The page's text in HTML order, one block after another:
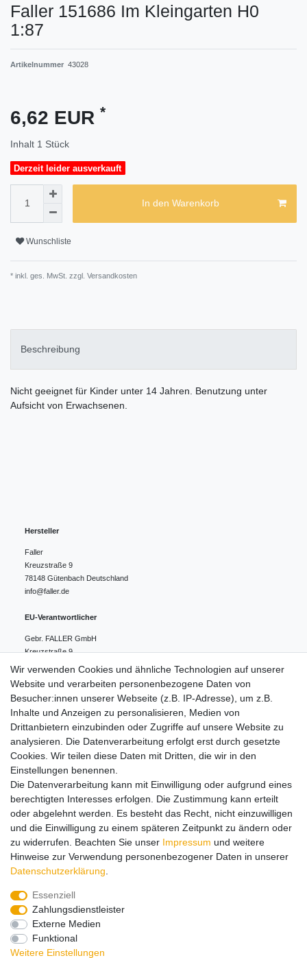
Faller 151686 Im Kleingarten H0
1:87
Artikelnummer 43028
6,62 EUR *
Inhalt 1 Stück
Derzeit leider ausverkauft
In den Warenkorb
Wunschliste
* inkl. ges. MwSt. zzgl. Versandkosten
Beschreibung
Nicht geeignet für Kinder unter 14 Jahren. Benutzung unter
Aufsicht von Erwachsenen.
Hersteller
Faller
Kreuzstraße 9
78148 Gütenbach Deutschland
info@faller.de
EU-Verantwortlicher
Gebr. FALLER GmbH
Kreuzstraße 9
Gütenbach
Deutschland
Hinweise zur Batterieentsorgung
Lieferung und Versand
Impressum Daten­schutz­erklärung AGB
Barrierefreiheitserklärung
Vertrag widerrufen
Zahlungsarten:
Wir verwenden Cookies und ähnliche Technologien auf unserer
Website und verarbeiten personenbezogene Daten von
Besucher:innen unserer Webseite (z.B. IP-Adresse), um z.B.
Inhalte und Anzeigen zu personalisieren, Medien von
Drittanbietern einzubinden oder Zugriffe auf unsere Website zu
analysieren. Die Datenverarbeitung erfolgt erst durch gesetzte
Cookies. Wir teilen diese Daten mit Dritten, die wir in den
Einstellungen benennen.
Die Datenverarbeitung kann mit Einwilligung oder aufgrund eines
berechtigten Interesses erfolgen. Die Zustimmung kann erteilt
oder abgelehnt werden. Es besteht das Recht, nicht einzuwilligen
und die Einwilligung zu einem späteren Zeitpunkt zu ändern oder
zu widerrufen. Beachten Sie unser Impressum und weitere
Hinweise zur Verwendung personenbezogener Daten in unserer
Daten­schutz­erklärung
Essenziell
Zahlungsdienstleister
Externe Medien
Funktional
Weitere Einstellungen